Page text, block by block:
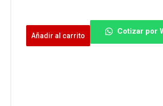
Añadir al carrito Cotizar por